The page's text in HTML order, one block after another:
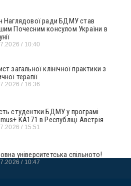
Наглядової ради БДМУ став
Почесним консулом України в
10:40
загальної клінічної практики з
терапії
16:36
студентки БДМУ у програмі
KA171 в Республіці Австрія
15:51
університетська спільното!
10:47